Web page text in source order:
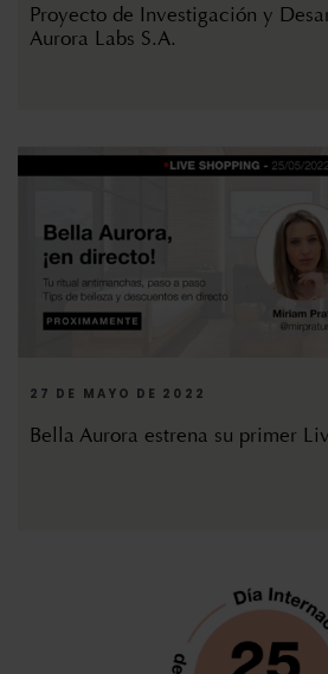
Proyecto de Investigación y
Aurora Labs S.A.
27 DE MAYO DE 2022
Bella Aurora estrena su primer